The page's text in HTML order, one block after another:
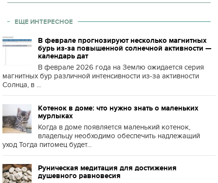
ЕЩЕ ИНТЕРЕСНОЕ
В феврале прогнозируют несколько магнитных
бурь из-за повышенной солнечной активности —
календарь дат
В феврале 2026 года на Землю ожидается серия
магнитных бур различной интенсивности из-за активности
Солнца, в ...
Котенок в доме: что нужно знать о маленьких
мурлыках
Когда в доме появляется маленький котенок,
владельцу необходимо обеспечить надлежащий
уход Тогда питомец будет...
Руническая медитация для достижения
душевного равновесия